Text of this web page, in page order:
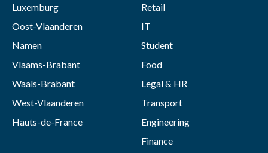
Luxemburg
Oost-Vlaanderen
Namen
Vlaams-Brabant
Waals-Brabant
West-Vlaanderen
Hauts-de-France
Retail
IT
Student
Food
Legal & HR
Transport
Engineering
Finance